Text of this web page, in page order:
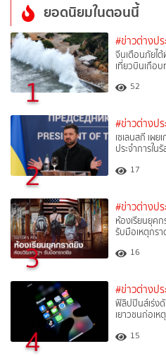
ยอดนิยมในตอนนี้
1
#ข่าวต่างปร
จีนเตือนภัยไ
เที่ยวบินเกือ
52
2
#ข่าวต่างปร
เซเลนสกี เผ
ประจำการในรั
17
3
#ข่าวต่างปร
ห้องเรียนยุคก
รับมือเหตุกร
16
4
#ข่าวต่างปร
ฟิลิปปินส์เร่งดั
เยาวชนก่อเ
15